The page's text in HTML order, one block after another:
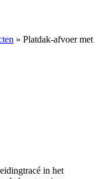
» Platdak-afvoer met
in het